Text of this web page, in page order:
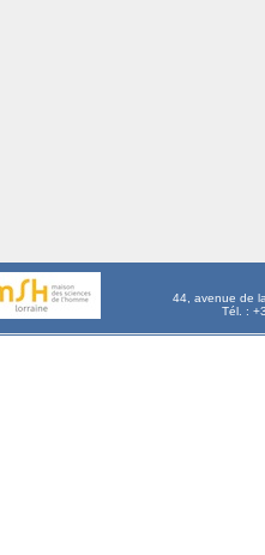
44, avenue de
Tél. :